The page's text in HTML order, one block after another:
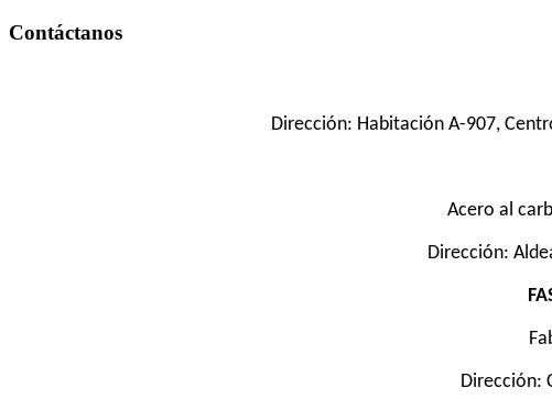
Contáctanos
Dirección: Habitación A-907,
Acero al
Dirección:
Dirección: